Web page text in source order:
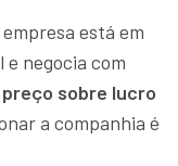
está em
negocia com
sobre lucro
a companhia é